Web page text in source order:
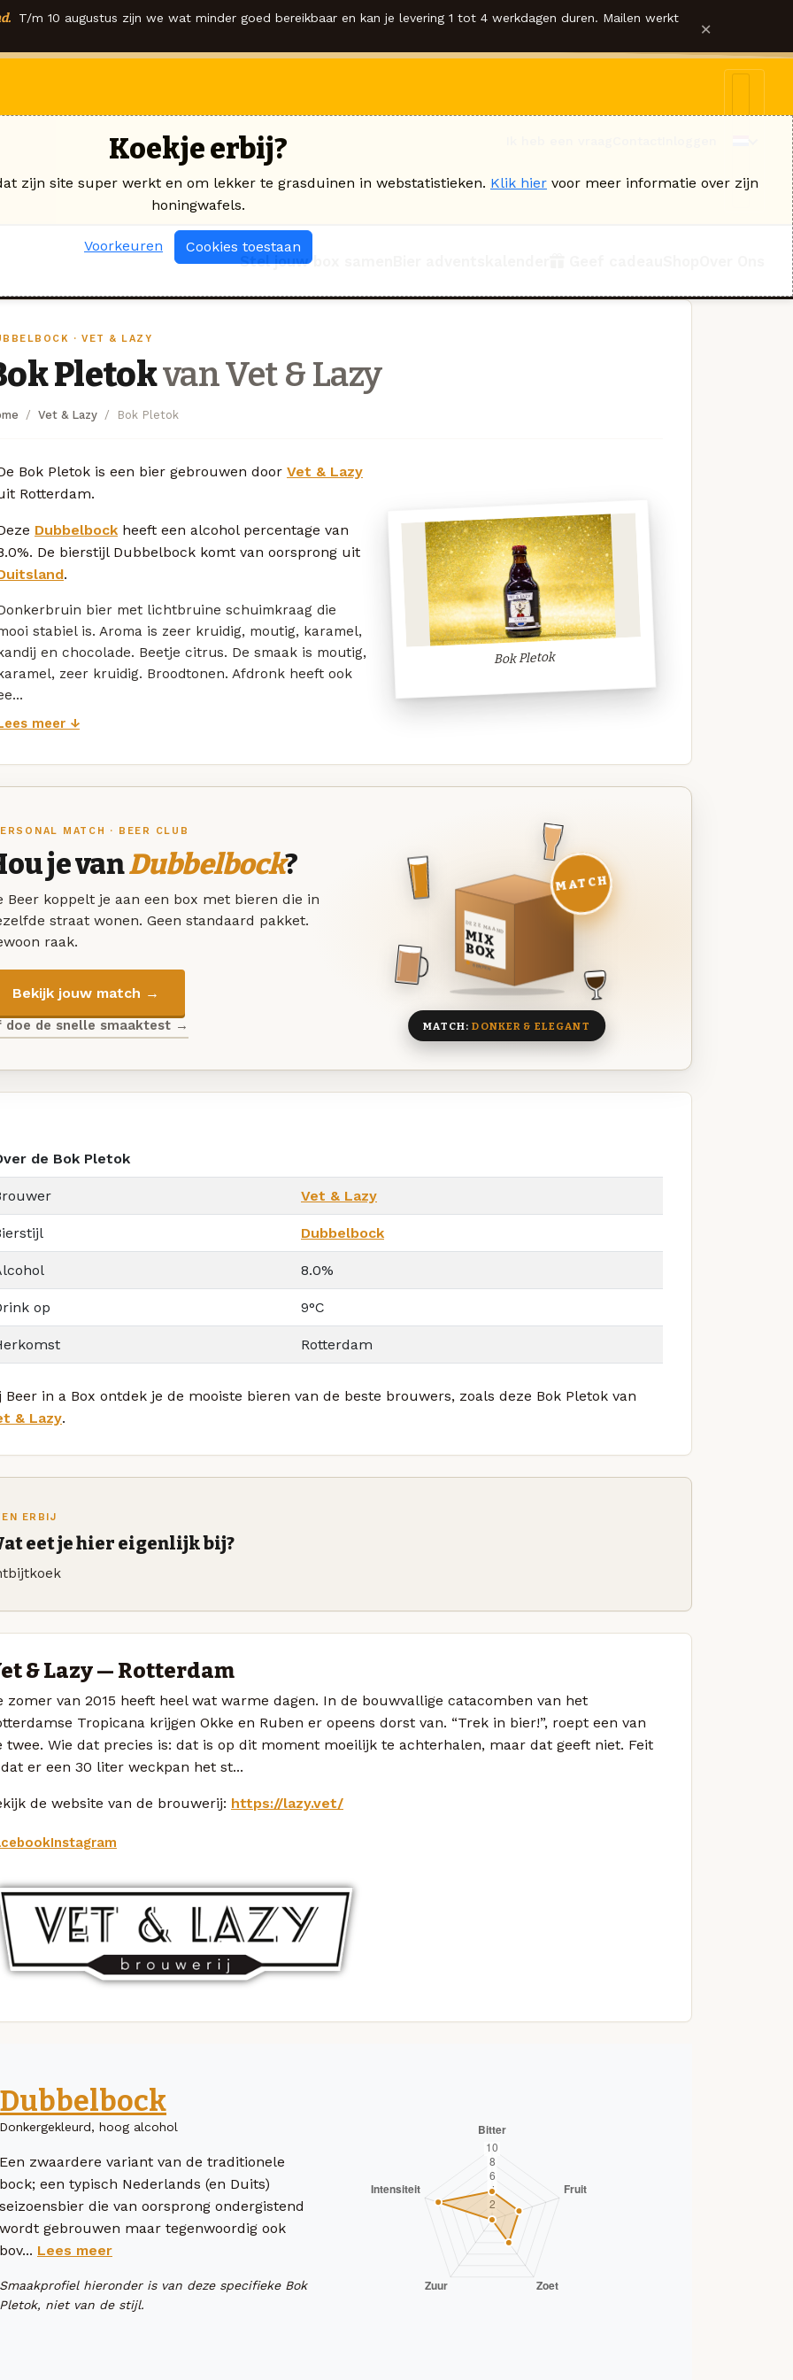
T/m 10 augustus zijn we wat minder goed bereikbaar en kan je levering 1 tot 4 werkdagen duren. Mailen werkt
×
Stel jouw box samen
· VET & LAZY
Pletokvan Vet & Lazy
Vet & Lazy Bok Pletok
Bok Pletok is een bier gebrouwen door Vet & Lazy
Rotterdam.
Dubbelbock heeft een alcohol percentage van
De bierstijl Dubbelbock komt van oorsprong uit
.
bier met lichtbruine schuimkraag die
stabiel is. Aroma is zeer kruidig, moutig, karamel,
en chocolade. Beetje citrus. De smaak is moutig,
zeer kruidig. Broodtonen. Afdronk heeft ook
meer ↓
Bok Pletok
MATCH · BEER CLUB
je vanDubbelbock?
Beer koppelt je aan een box met bieren die in
straat wonen. Geen standaard pakket.
raak.
Bekijk jouw match →
doe de snelle smaaktest →
DEZE MAAND
MIX
BOX
8 BIEREN
MATCH
MATCH:DONKER & ELEGANT
de Bok Pletok
Vet & Lazy
Dubbelbock
8.0%
op 9°C
Rotterdam
Beer in a Box ontdek je de mooiste bieren van de beste brouwers, zoals deze Bok Pletok van
& Lazy.
ERBIJ
eet je hier eigenlijk bij?
& Lazy — Rotterdam
zomer van 2015 heeft heel wat warme dagen. In de bouwvallige catacomben van het
Tropicana krijgen Okke en Ruben er opeens dorst van. “Trek in bier!”, roept een van
twee. Wie dat precies is: dat is op dit moment moeilijk te achterhalen, maar dat geeft niet. Feit
er een 30 liter weckpan het st...
de website van de brouwerij: https://lazy.vet/
Instagram
Dubbelbock
Donkergekleurd, hoog alcohol
Een zwaardere variant van de traditionele
bock; een typisch Nederlands (en Duits)
seizoensbier die van oorsprong ondergistend
wordt gebrouwen maar tegenwoordig ook
bov... Lees meer
Smaakprofiel hieronder is van deze specifieke Bok
Pletok, niet van de stijl.
Koekje erbij?
zijn site super werkt en om lekker te grasduinen in webstatistieken. Klik hier voor meer informatie over zijn
honingwafels.
Voorkeuren Cookies toestaan